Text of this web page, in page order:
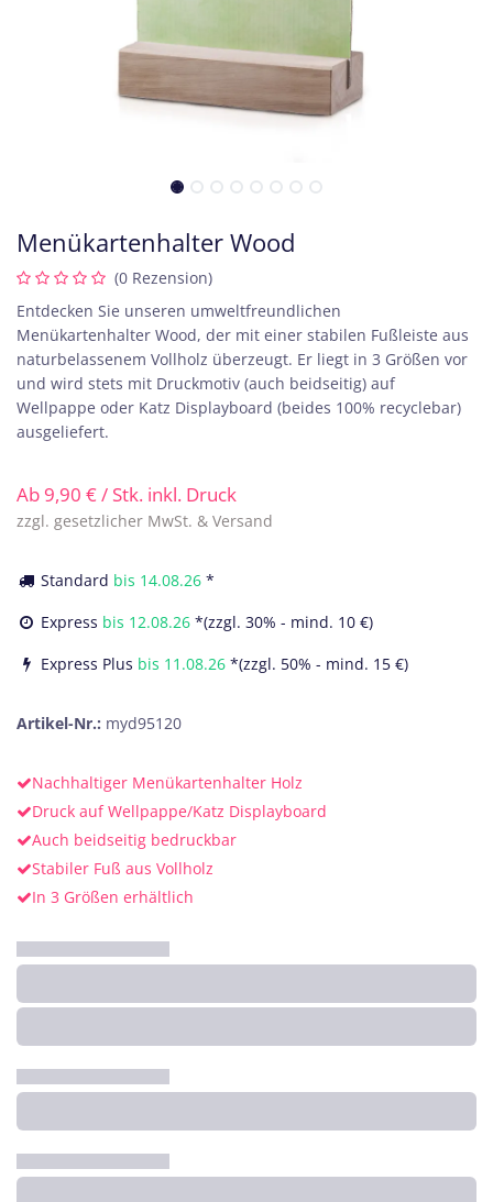
Menükartenhalter Wood
(0 Rezension)
Entdecken Sie unseren umweltfreundlichen
Menükartenhalter Wood, der mit einer stabilen Fußleiste aus
naturbelassenem Vollholz überzeugt. Er liegt in 3 Größen vor
und wird stets mit Druckmotiv (auch beidseitig) auf
Wellpappe oder Katz Displayboard (beides 100% recyclebar)
ausgeliefert.
Ab 9,90 €/ Stk. inkl. Druck
zzgl. gesetzlicher MwSt. & Versand
Standard bis 14.08.26 *
Express bis 12.08.26 *(zzgl. 30% - mind. 10 €)
Express Plus bis 11.08.26 *(zzgl. 50% - mind. 15 €)
Artikel-Nr.: myd95120
Nachhaltiger Menükartenhalter Holz
Druck auf Wellpappe/Katz Displayboard
Auch beidseitig bedruckbar
Stabiler Fuß aus Vollholz
In 3 Größen erhältlich